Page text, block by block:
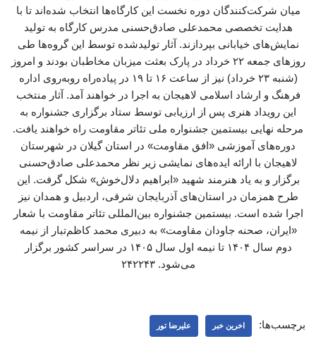
میان شرکت‌کنندگان دوره نخست این کارگاه‌ها انتخاب شده‌اند تا با
هدایت تخصصی محمدعلی صادق‌حسنی مدرس کارگاه به تولید
نمایش‌های خیابانی بپردازند. آثار تولیدشده توسط این گروه‌ها طی
روزهای جمعه ۲۲ خرداد در پارک بعثت میزبان مخاطبان بودند و امروز
(شنبه ۲۳ خرداد) نیز از ساعت ۱۶ تا ۱۹ در پیاده‌راه روبه‌روی اداره
فرهنگ و ارشاد اسلامی لاهیجان به اجرا در خواهند آمد. آثار منتخب
این رویداد هنری پس از ارزیابی توسط ستاد برگزاری جشنواره به
مرحله نهایی بیستمین جشنواره ملی تئاتر مقاومت راه خواهند یافت.
دوره‌های آموزشی «افق مقاومت» در استان گیلان در شهرستان
لاهیجان با ارائه ایده‌های نمایشی زیر نظر محمدعلی صادق‌حسنی
برگزار و به یاد هنرمند شهید «ابراهیم دلال‌خوش» شکل گرفت. این
طرح همزمان در استان‌های آذربایجان شرقی، اردبیل و همدان نیز
اجرا شده است. بیستمین جشنواره بین‌المللی تئاتر مقاومت با شعار
«ایران، صحنه جاودان مقاومت» به دبیری محمد کاظم‌تبار از نیمه
دوم سال ۱۴۰۴ تا نیمه اول سال ۱۴۰۵ در سراسر کشور برگزار
می‌شود. ۲۴۲۲۴۳
برچسب‌ها: اخرین خبر علیرضا تور